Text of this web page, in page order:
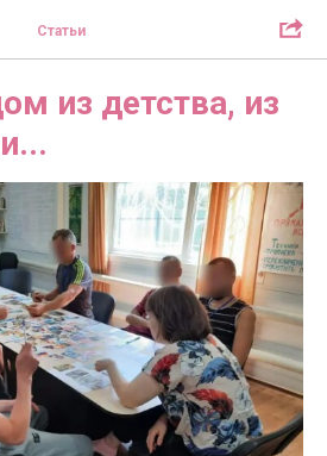
Статьи
из детства, из